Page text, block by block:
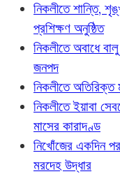
নিকলীতে শান্তি,
প্রশিক্ষণ অনুষ্ঠিত
নিকলীতে অবাধে
জনপদ
নিকলীতে অতিরিক্ত
নিকলীতে ইয়াবা
মাসের কারাদণ্ড
নিখোঁজের একদিন পর
মরদেহ উদ্ধার